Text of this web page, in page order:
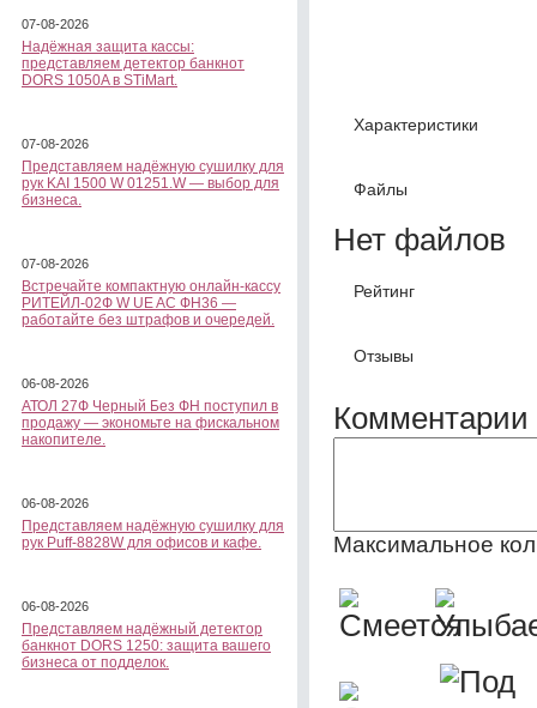
07-08-2026
Надёжная защита кассы:
представляем детектор банкнот
DORS 1050A в STiMart.
07-08-2026
Представляем надёжную сушилку для
рук KAI 1500 W 01251.W — выбор для
бизнеса.
07-08-2026
Встречайте компактную онлайн-кассу
РИТЕЙЛ-02Ф W UE AC ФН36 —
работайте без штрафов и очередей.
06-08-2026
АТОЛ 27Ф Черный Без ФН поступил в
продажу — экономьте на фискальном
накопителе.
06-08-2026
Представляем надёжную сушилку для
рук Puff-8828W для офисов и кафе.
06-08-2026
Представляем надёжный детектор
банкнот DORS 1250: защита вашего
бизнеса от подделок.
Характеристики
Файлы
Нет файлов
Рейтинг
Отзывы
Комментарии
Максимальное